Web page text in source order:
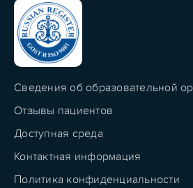
Сведения об образовательной
Отзывы пациентов
Доступная среда
Контактная информация
Политика конфиденциальности